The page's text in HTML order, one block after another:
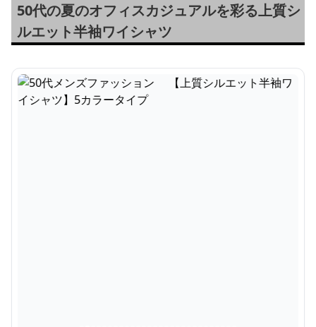
50代の夏のオフィスカジュアルを彩る上質シ
ルエット半袖ワイシャツ